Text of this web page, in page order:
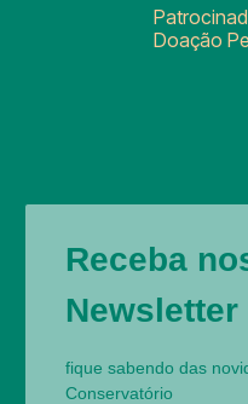
Doação